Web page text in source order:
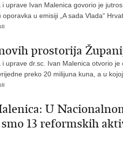
i uprave Ivan Malenica govorio je
u emisiji „A sada Vlada“
prostorija
uprave dr.sc. Ivan Malenica otvorio
preko 20 milijuna kuna, a u
U
13 reformskih